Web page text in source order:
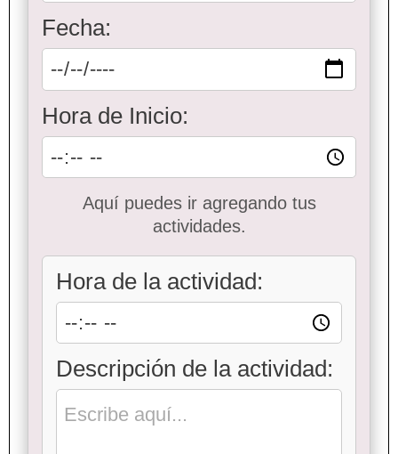
Fecha:
Hora de Inicio:
Aquí puedes ir agregando tus
actividades.
Hora de la actividad:
Descripción de la actividad: